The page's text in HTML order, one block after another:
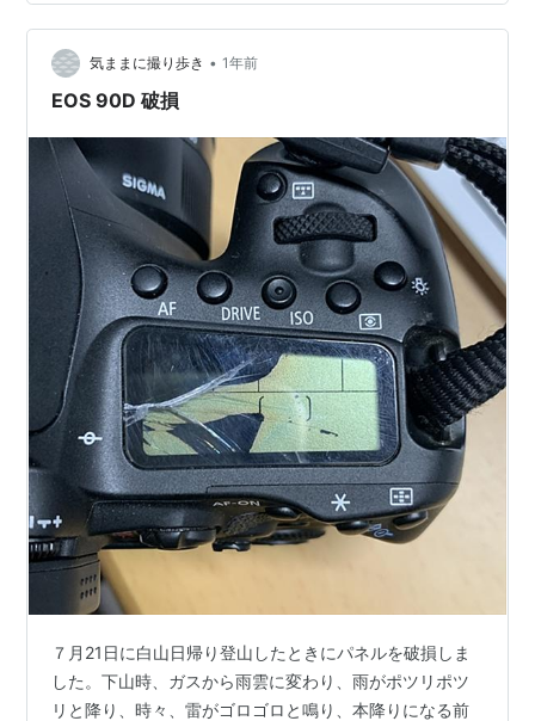
いぞ！ しかしホント何なのか。 思い当たる節がV6さん
のアニバーサリーしかない。というわけで、 V6さん30
周年おめでとうございますサブスク敬遠してたけど
（「その理由は、私の中の音楽は大変価値あるものなの
気ままに撮り歩き • 1年前
EOS 90D 破損
７月21日に白山日帰り登山したときにパネルを破損しま
した。下山時、ガスから雨雲に変わり、雨がポツリポツ
リと降り、時々、雷がゴロゴロと鳴り、本降りになる前